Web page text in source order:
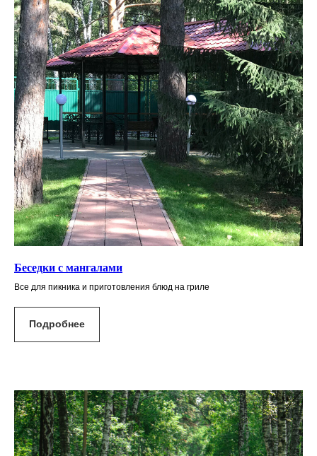
Беседки с мангалами
Все для пикника и приготовления блюд на гриле
Подробнее